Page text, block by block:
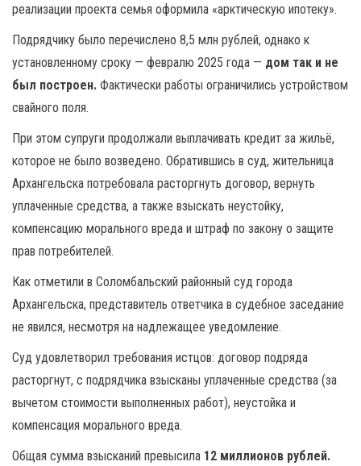
реализации проекта семья оформила «арктическую ипотеку».
Подрядчику было перечислено 8,5 млн рублей, однако к
установленному сроку — февралю 2025 года — дом так и не
был построен. Фактически работы ограничились устройством
свайного поля.
При этом супруги продолжали выплачивать кредит за жильё,
которое не было возведено. Обратившись в суд, жительница
Архангельска потребовала расторгнуть договор, вернуть
уплаченные средства, а также взыскать неустойку,
компенсацию морального вреда и штраф по закону о защите
прав потребителей.
Как отметили в Соломбальский районный суд города
Архангельска, представитель ответчика в судебное заседание
не явился, несмотря на надлежащее уведомление.
Суд удовлетворил требования истцов: договор подряда
расторгнут, с подрядчика взысканы уплаченные средства (за
вычетом стоимости выполненных работ), неустойка и
компенсация морального вреда.
Общая сумма взысканий превысила 12 миллионов рублей.